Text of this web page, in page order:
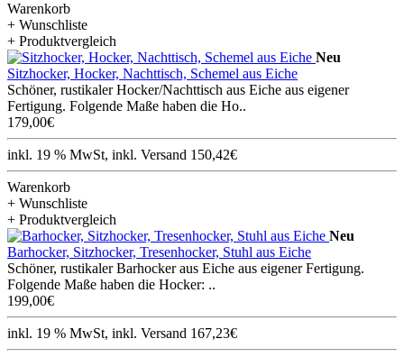
Warenkorb
+ Wunschliste
+ Produktvergleich
Neu
Sitzhocker, Hocker, Nachttisch, Schemel aus Eiche
Schöner, rustikaler Hocker/Nachttisch aus Eiche aus eigener
Fertigung. Folgende Maße haben die Ho..
179,00€
inkl. 19 % MwSt, inkl. Versand 150,42€
Warenkorb
+ Wunschliste
+ Produktvergleich
Neu
Barhocker, Sitzhocker, Tresenhocker, Stuhl aus Eiche
Schöner, rustikaler Barhocker aus Eiche aus eigener Fertigung.
Folgende Maße haben die Hocker: ..
199,00€
inkl. 19 % MwSt, inkl. Versand 167,23€